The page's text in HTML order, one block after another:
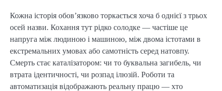
Кожна історія обов’язково торкається хоча б однієї з трьох
осей назви. Кохання тут рідко солодке — частіше це
напруга між людиною і машиною, між двома істотами в
екстремальних умовах або самотність серед натовпу.
Смерть стає каталізатором: чи то буквальна загибель, чи
втрата ідентичності, чи розпад ілюзій. Роботи та
автоматизація відображають реальну працю — хто